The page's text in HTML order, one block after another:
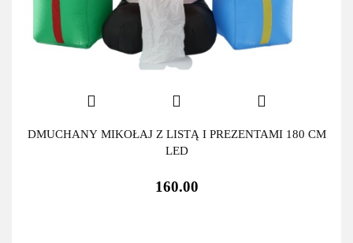
DMUCHANY MIKOŁAJ Z LISTĄ I PREZENTAMI 180 CM
LED
160.00